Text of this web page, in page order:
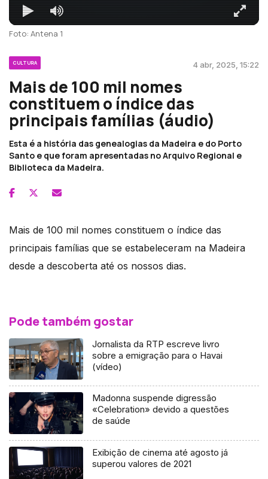
Foto: Antena 1
CULTURA 4 abr, 2025, 15:22
Mais de 100 mil nomes
constituem o índice das
principais famílias (áudio)
Esta é a história das genealogias da Madeira e do Porto
Santo e que foram apresentadas no Arquivo Regional e
Biblioteca da Madeira.
Mais de 100 mil nomes constituem o índice das
principais famílias que se estabeleceram na Madeira
desde a descoberta até os nossos dias.
Pode também gostar
Jornalista da RTP escreve livro
sobre a emigração para o Havai
(vídeo)
Madonna suspende digressão
«Celebration» devido a questões
de saúde
Exibição de cinema até agosto já
superou valores de 2021